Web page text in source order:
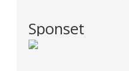
Sponset